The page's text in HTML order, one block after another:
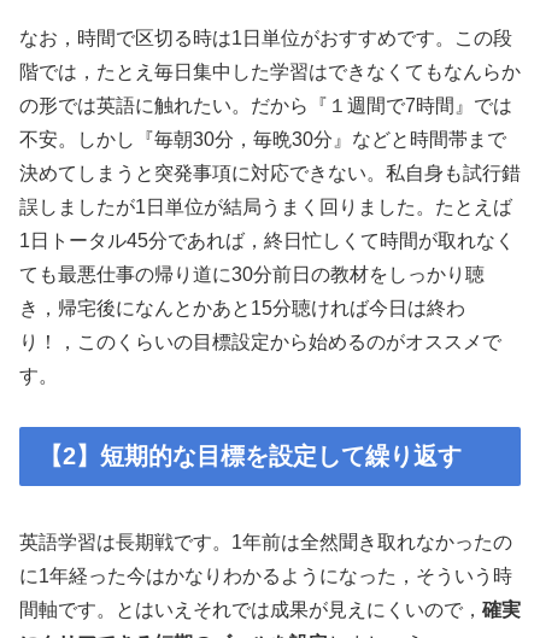
なお，時間で区切る時は1日単位がおすすめです。この段
階では，たとえ毎日集中した学習はできなくてもなんらか
の形では英語に触れたい。だから『１週間で7時間』では
不安。しかし『毎朝30分，毎晩30分』などと時間帯まで
決めてしまうと突発事項に対応できない。私自身も試行錯
誤しましたが1日単位が結局うまく回りました。たとえば
1日トータル45分であれば，終日忙しくて時間が取れなく
ても最悪仕事の帰り道に30分前日の教材をしっかり聴
き，帰宅後になんとかあと15分聴ければ今日は終わ
り！，このくらいの目標設定から始めるのがオススメで
す。
【2】短期的な目標を設定して繰り返す
英語学習は長期戦です。1年前は全然聞き取れなかったの
に1年経った今はかなりわかるようになった，そういう時
間軸です。とはいえそれでは成果が見えにくいので， 確実